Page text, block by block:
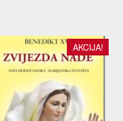
AKCIJA!